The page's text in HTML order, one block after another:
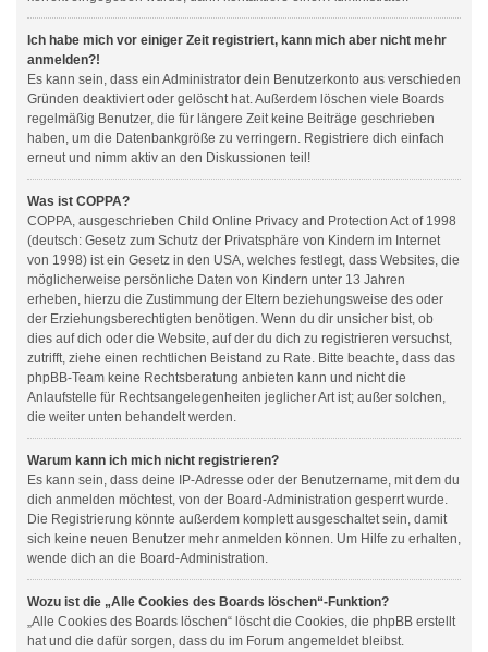
Ich habe mich vor einiger Zeit registriert, kann mich aber nicht mehr
anmelden?!
Es kann sein, dass ein Administrator dein Benutzerkonto aus verschieden
Gründen deaktiviert oder gelöscht hat. Außerdem löschen viele Boards
regelmäßig Benutzer, die für längere Zeit keine Beiträge geschrieben
haben, um die Datenbankgröße zu verringern. Registriere dich einfach
erneut und nimm aktiv an den Diskussionen teil!
Was ist COPPA?
COPPA, ausgeschrieben Child Online Privacy and Protection Act of 1998
(deutsch: Gesetz zum Schutz der Privatsphäre von Kindern im Internet
von 1998) ist ein Gesetz in den USA, welches festlegt, dass Websites, die
möglicherweise persönliche Daten von Kindern unter 13 Jahren
erheben, hierzu die Zustimmung der Eltern beziehungsweise des oder
der Erziehungsberechtigten benötigen. Wenn du dir unsicher bist, ob
dies auf dich oder die Website, auf der du dich zu registrieren versuchst,
zutrifft, ziehe einen rechtlichen Beistand zu Rate. Bitte beachte, dass das
phpBB-Team keine Rechtsberatung anbieten kann und nicht die
Anlaufstelle für Rechtsangelegenheiten jeglicher Art ist; außer solchen,
die weiter unten behandelt werden.
Warum kann ich mich nicht registrieren?
Es kann sein, dass deine IP-Adresse oder der Benutzername, mit dem du
dich anmelden möchtest, von der Board-Administration gesperrt wurde.
Die Registrierung könnte außerdem komplett ausgeschaltet sein, damit
sich keine neuen Benutzer mehr anmelden können. Um Hilfe zu erhalten,
wende dich an die Board-Administration.
Wozu ist die „Alle Cookies des Boards löschen“-Funktion?
„Alle Cookies des Boards löschen“ löscht die Cookies, die phpBB erstellt
hat und die dafür sorgen, dass du im Forum angemeldet bleibst.